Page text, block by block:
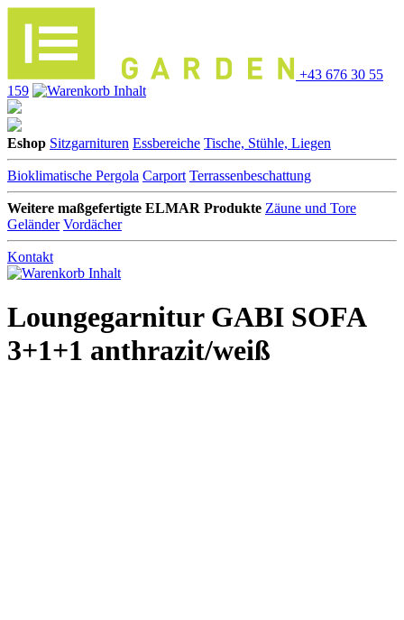
+43 676 30 55
159
Eshop Sitzgarnituren Essbereiche Tische, Stühle, Liegen
Bioklimatische Pergola Carport Terrassenbeschattung
Weitere maßgefertigte ELMAR Produkte Zäune und Tore
Geländer Vordächer
Kontakt
Loungegarnitur GABI SOFA
3+1+1 anthrazit/weiß